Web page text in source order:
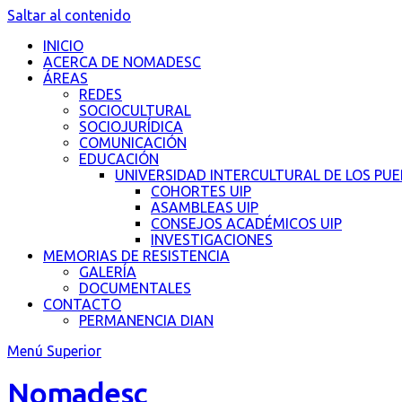
Saltar al contenido
INICIO
ACERCA DE NOMADESC
ÁREAS
REDES
SOCIOCULTURAL
SOCIOJURÍDICA
COMUNICACIÓN
EDUCACIÓN
UNIVERSIDAD INTERCULTURAL DE LOS
COHORTES UIP
ASAMBLEAS UIP
CONSEJOS ACADÉMICOS UIP
INVESTIGACIONES
MEMORIAS DE RESISTENCIA
GALERÍA
DOCUMENTALES
CONTACTO
PERMANENCIA DIAN
Menú Superior
Nomadesc